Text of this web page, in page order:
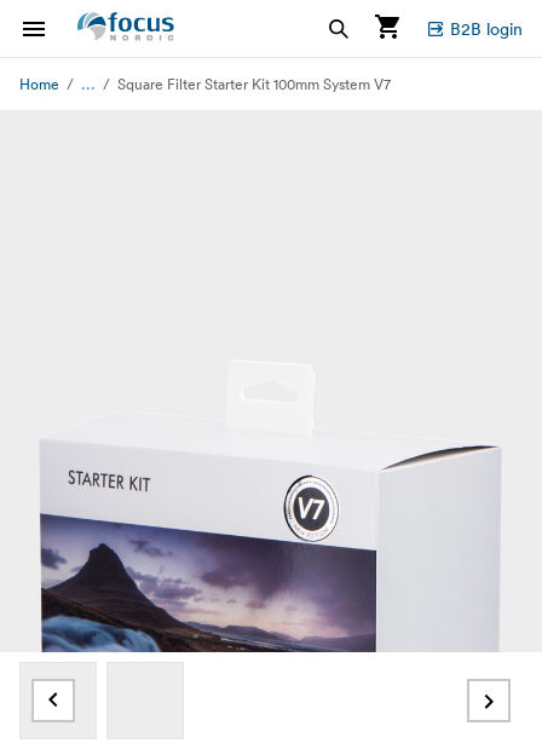
B2B login
Home ... Square Filter Starter Kit 100mm System V7